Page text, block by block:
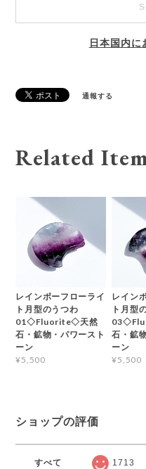
日本国内に
通報する
Related
レインボーフローライ
ト月型のうつわ
01◇Fluorite◇天然
石・鉱物・パワースト
ーン
¥5,500
レイン
ト月型
石・鉱
ーン
¥5,500
ショップの評価
すべて 1713